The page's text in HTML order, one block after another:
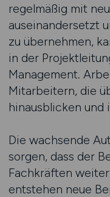
regelmäßig mit
auseinandersetzt
zu übernehmen,
in der
Management.
Mitarbeitern, die
hinausblicken und
Die wachsende
sorgen, dass der
Fachkräften
entstehen neue